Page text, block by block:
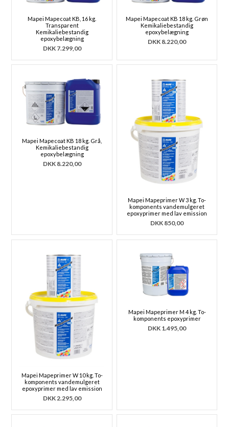
Mapei Mapecoat KB, 16 kg.
Transparent
Kemikaliebestandig
epoxybelægning
DKK 7.299,00
Mapei Mapecoat KB 18 kg. Grøn
Kemikaliebestandig
epoxybelægning
DKK 8.220,00
Mapei Mapecoat KB 18 kg. Grå,
Kemikaliebestandig
epoxybelægning
DKK 8.220,00
Mapei Mapeprimer W 3 kg. To-
komponents vandemulgeret
epoxyprimer med lav emission
DKK 850,00
Mapei Mapeprimer W 10 kg. To-
komponents vandemulgeret
epoxyprimer med lav emission
DKK2.295,00
Mapei Mapeprimer M 4 kg. To-
komponents epoxyprimer
DKK 1.495,00